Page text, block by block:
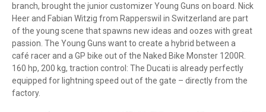
branch, brought the junior customizer Young Guns on board. Nick
Heer and Fabian Witzig from Rapperswil in Switzerland are part
of the young scene that spawns new ideas and oozes with great
passion. The Young Guns want to create a hybrid between a
café racer and a GP bike out of the Naked Bike Monster 1200R.
160 hp, 200 kg, traction control: The Ducati is already perfectly
equipped for lightning speed out of the gate – directly from the
factory.